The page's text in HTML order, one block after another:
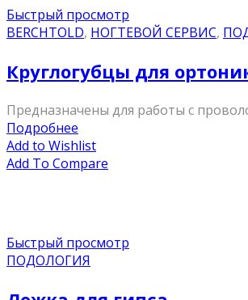
Быстрый просмотр
BERCHTOLD, НОГТЕВОЙ СЕРВИС,
Круглогубцы для
Предназначены для работы с
Подробнее
Add to Wishlist
Add To Compare
Быстрый просмотр
ПОДОЛОГИЯ